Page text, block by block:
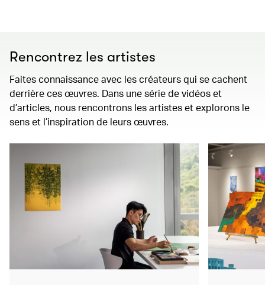
Rencontrez les artistes
Faites connaissance avec les créateurs qui se cachent
derrière ces œuvres. Dans une série de vidéos et
d’articles, nous rencontrons les artistes et explorons le
sens et l’inspiration de leurs œuvres.